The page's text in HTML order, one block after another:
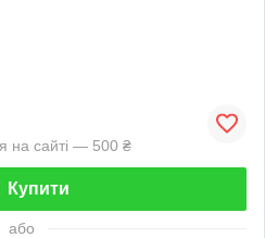
на сайті — 500 ₴
Купити
або